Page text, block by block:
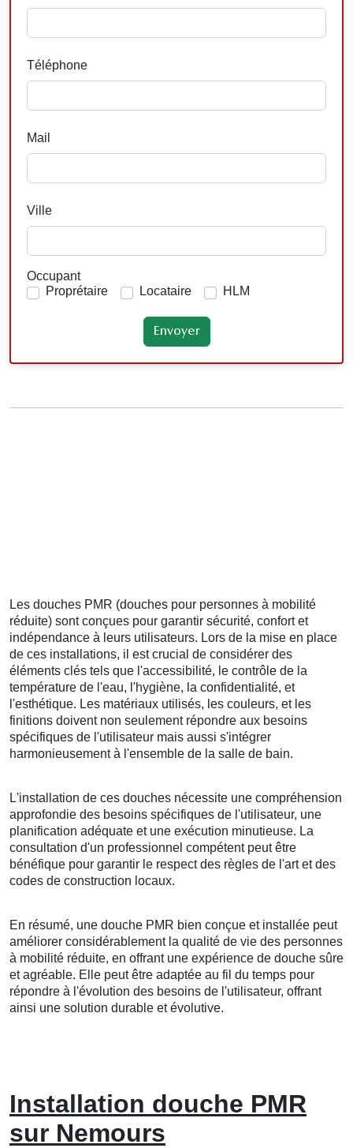
Téléphone
Mail
Ville
Occupant
Proprétaire
Locataire HLM
Les douches PMR (douches pour personnes à mobilité
réduite) sont conçues pour garantir sécurité, confort et
indépendance à leurs utilisateurs. Lors de la mise en place
de ces installations, il est crucial de considérer des
éléments clés tels que l'accessibilité, le contrôle de la
température de l'eau, l'hygiène, la confidentialité, et
l'esthétique. Les matériaux utilisés, les couleurs, et les
finitions doivent non seulement répondre aux besoins
spécifiques de l'utilisateur mais aussi s'intégrer
harmonieusement à l'ensemble de la salle de bain.
L'installation de ces douches nécessite une compréhension
approfondie des besoins spécifiques de l'utilisateur, une
planification adéquate et une exécution minutieuse. La
consultation d'un professionnel compétent peut être
bénéfique pour garantir le respect des règles de l'art et des
codes de construction locaux.
En résumé, une douche PMR bien conçue et installée peut
améliorer considérablement la qualité de vie des personnes
à mobilité réduite, en offrant une expérience de douche sûre
et agréable. Elle peut être adaptée au fil du temps pour
répondre à l'évolution des besoins de l'utilisateur, offrant
ainsi une solution durable et évolutive.
Installation douche PMR
sur Nemours